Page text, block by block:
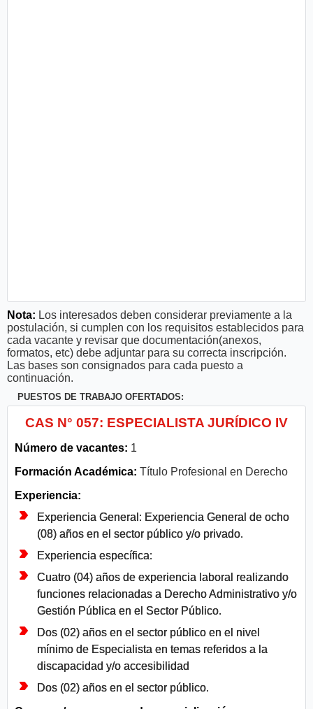
Nota: Los interesados deben considerar previamente a la
postulación, si cumplen con los requisitos establecidos para
cada vacante y revisar que documentación(anexos,
formatos, etc) debe adjuntar para su correcta inscripción.
Las bases son consignados para cada puesto a
continuación.
PUESTOS DE TRABAJO OFERTADOS:
CAS N° 057: ESPECIALISTA JURÍDICO IV
Número de vacantes: 1
Formación Académica: Título Profesional en Derecho
Experiencia:
Experiencia General: Experiencia General de ocho
(08) años en el sector público y/o privado.
Experiencia específica:
Cuatro (04) años de experiencia laboral realizando
funciones relacionadas a Derecho Administrativo y/o
Gestión Pública en el Sector Público.
Dos (02) años en el sector público en el nivel
mínimo de Especialista en temas referidos a la
discapacidad y/o accesibilidad
Dos (02) años en el sector público.